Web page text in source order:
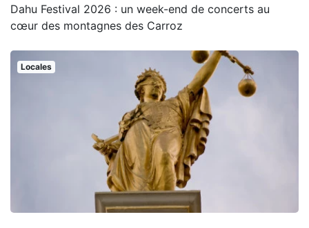
Dahu Festival 2026 : un week-end de concerts au
cœur des montagnes des Carroz
Locales